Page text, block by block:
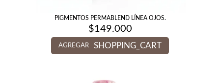
PIGMENTOS PERMABLEND LÍNEA OJOS.
$149.000
AGREGAR SHOPPING_CART